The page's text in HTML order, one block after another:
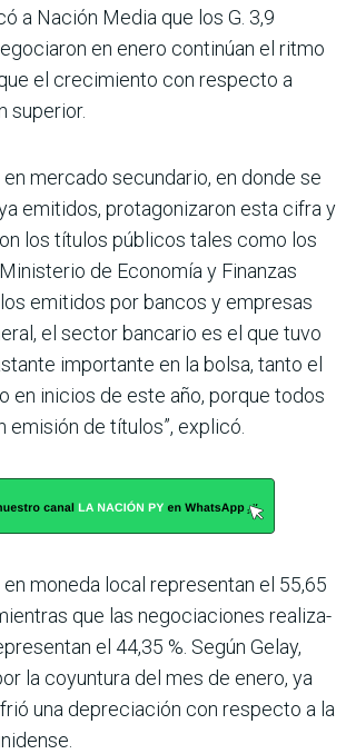
a Nación Media que los G. 3,9
en enero continúan el ritmo
el crecimiento con respecto a
superior.
mercado secundario, en donde se
emitidos, pro­tagonizaron esta cifra y
los títulos públi­cos tales como los
de Economía y Finanzas
emitidos por bancos y empresas
el sector bancario es el que tuvo
importante en la bolsa, tanto el
en inicios de este año, porque todos
emisión de títu­los”, explicó.
moneda local representan el 55,65
que las negociaciones realiza­
el 44,35 %. Según Gelay,
la coyuntura del mes de enero, ya
una depreciación con respecto a la